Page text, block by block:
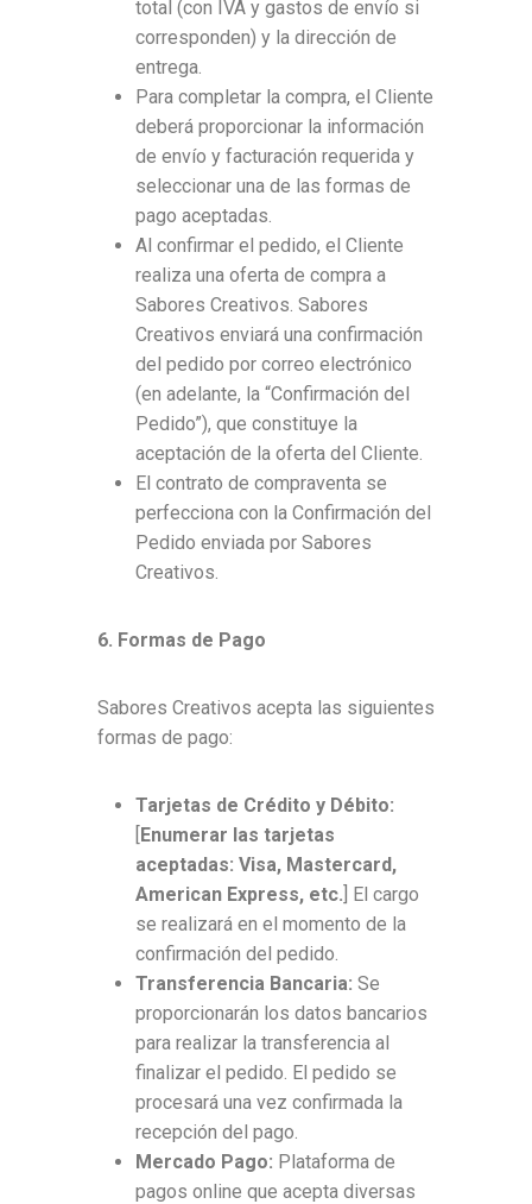
total (con IVA y gastos de envío si
corresponden) y la dirección de
entrega.
Para completar la compra, el Cliente
deberá proporcionar la información
de envío y facturación requerida y
seleccionar una de las formas de
pago aceptadas.
Al confirmar el pedido, el Cliente
realiza una oferta de compra a
Sabores Creativos. Sabores
Creativos enviará una confirmación
del pedido por correo electrónico
(en adelante, la “Confirmación del
Pedido”), que constituye la
aceptación de la oferta del Cliente.
El contrato de compraventa se
perfecciona con la Confirmación del
Pedido enviada por Sabores
Creativos.
6. Formas de Pago
Sabores Creativos acepta las siguientes
formas de pago:
Tarjetas de Crédito y Débito:
Enumerar las tarjetas
aceptadas: Visa, Mastercard,
American Express, etc. ] El cargo
se realizará en el momento de la
confirmación del pedido.
Transferencia Bancaria: Se
proporcionarán los datos bancarios
para realizar la transferencia al
finalizar el pedido. El pedido se
procesará una vez confirmada la
recepción del pago.
Mercado Pago: Plataforma de
pagos online que acepta diversas